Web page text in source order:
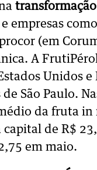
empresas
(em
A
Unidos
São Paulo.
da fruta
de R$
em maio.